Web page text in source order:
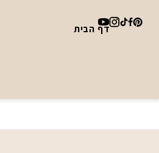
דף הבית